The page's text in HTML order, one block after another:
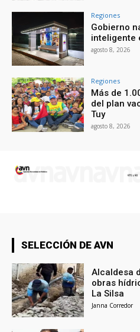
Regiones
Gobierno
inteligente
agosto 8, 2026
Regiones
Más de
del plan
Tuy
agosto 8, 2026
SELECCIÓN DE AVN
Alcaldesa
obras
La Silsa
Janna Corredor